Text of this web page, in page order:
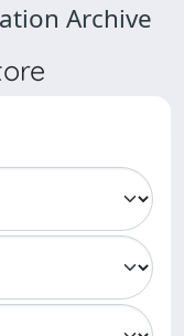
Archive